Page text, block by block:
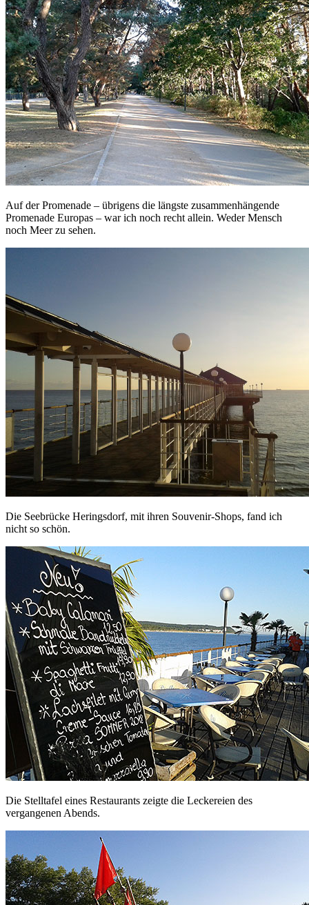
Auf der Promenade – übrigens die längste zusammenhängende
Promenade Europas – war ich noch recht allein. Weder Mensch
noch Meer zu sehen.
Die Seebrücke Heringsdorf, mit ihren Souvenir-Shops, fand ich
nicht so schön.
Die Stelltafel eines Restaurants zeigte die Leckereien des
vergangenen Abends.